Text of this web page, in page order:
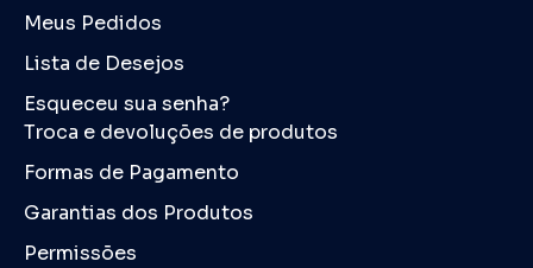
Meus Pedidos
Lista de Desejos
Esqueceu sua senha?
Troca e devoluções de produtos
Formas de Pagamento
Garantias dos Produtos
Permissões